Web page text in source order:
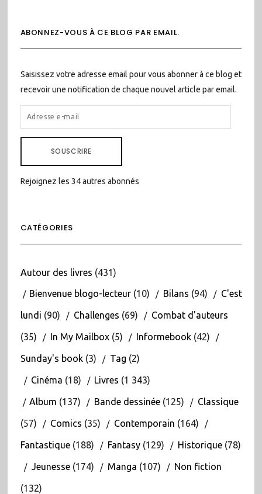
ABONNEZ-VOUS À CE BLOG PAR EMAIL.
Saisissez votre adresse email pour vous abonner à ce blog et
recevoir une notification de chaque nouvel article par email.
ADRESSE
E-
SOUSCRIRE
Rejoignez les 34 autres abonnés
CATÉGORIES
Autour des livres (431)
Bienvenue blogo-lecteur(10) Bilans (94) C'est
lundi (90) Challenges (69) Combat d'auteurs
(35) In My Mailbox(5) Informebook(42)
Sunday's book(3) Tag (2)
Cinéma (18) Livres (1 343)
Album (137) Bande dessinée(125) Classique
(57) Comics (35) Contemporain (164)
Fantastique(188) Fantasy(129) Historique(78)
Jeunesse(174) Manga (107) Non fiction
(132)